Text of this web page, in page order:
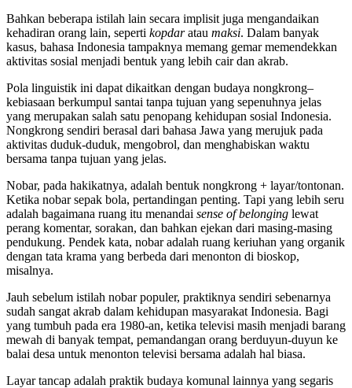
Bahkan beberapa istilah lain secara implisit juga mengandaikan
kehadiran orang lain, seperti kopdaratau maksi. Dalam banyak
kasus, bahasa Indonesia tampaknya memang gemar memendekkan
aktivitas sosial menjadi bentuk yang lebih cair dan akrab.
Pola linguistik ini dapat dikaitkan dengan budaya nongkrong–
kebiasaan berkumpul santai tanpa tujuan yang sepenuhnya jelas
yang merupakan salah satu penopang kehidupan sosial Indonesia.
Nongkrong sendiri berasal dari bahasa Jawa yang merujuk pada
aktivitas duduk-duduk, mengobrol, dan menghabiskan waktu
bersama tanpa tujuan yang jelas.
Nobar, pada hakikatnya, adalah bentuk nongkrong + layar/tontonan.
Ketika nobar sepak bola, pertandingan penting. Tapi yang lebih seru
adalah bagaimana ruang itu menandai sense of belonging lewat
perang komentar, sorakan, dan bahkan ejekan dari masing-masing
pendukung. Pendek kata, nobar adalah ruang keriuhan yang organik
dengan tata krama yang berbeda dari menonton di bioskop,
misalnya.
Jauh sebelum istilah nobar populer, praktiknya sendiri sebenarnya
sudah sangat akrab dalam kehidupan masyarakat Indonesia. Bagi
yang tumbuh pada era 1980-an, ketika televisi masih menjadi barang
mewah di banyak tempat, pemandangan orang berduyun-duyun ke
balai desa untuk menonton televisi bersama adalah hal biasa.
Layar tancap adalah praktik budaya komunal lainnya yang segaris